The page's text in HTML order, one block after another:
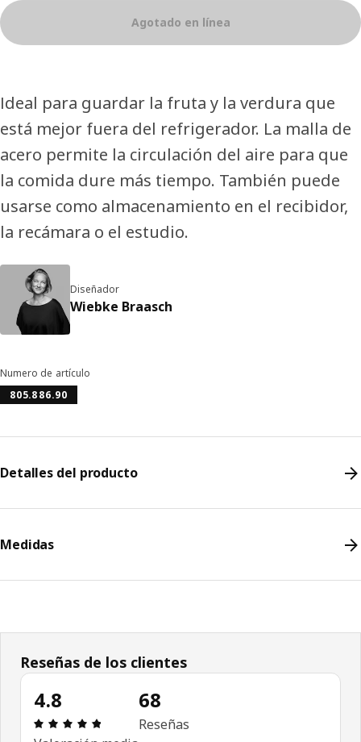
Agotado en línea
Ideal para guardar la fruta y la verdura que
está mejor fuera del refrigerador. La malla de
acero permite la circulación del aire para que
la comida dure más tiempo. También puede
usarse como almacenamiento en el recibidor,
la recámara o el estudio.
Diseñador
Wiebke Braasch
Numero de artículo
805.886.90
Detalles del producto
Medidas
Reseñas de los clientes
4.8
Revisión: 4.8 fuera de 5 estrellas. Revisiones
68
Reseñas